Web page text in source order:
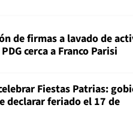
de firmas a lavado de
cerca a Franco Parisi
Fiestas Patrias:
declarar feriado el 17 de